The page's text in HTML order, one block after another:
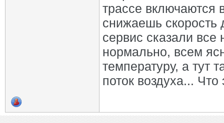
трассе включаются
снижаешь скорость
сервис сказали
нормально, всем
температуру, а тут
поток воздуха...